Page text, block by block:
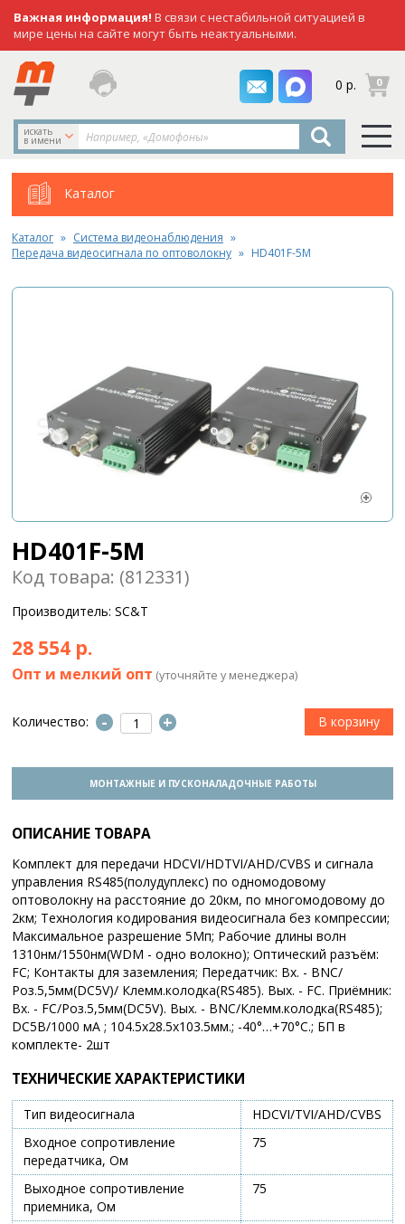
Важная информация! В связи с нестабильной ситуацией в
мире цены на сайте могут быть неактуальными.
0 р. 0
искать
в имени
Каталог
Каталог
Система видеонаблюдения
Передача видеосигнала по оптоволокну
HD401F-5M
HD401F-5M
Код товара: (812331)
Производитель: SC&T
28 554 р.
Опт и мелкий опт (уточняйте у менеджера)
Количество: - +
МОНТАЖНЫЕ И ПУСКОНАЛАДОЧНЫЕ РАБОТЫ
ОПИСАНИЕ ТОВАРА
Комплект для передачи HDCVI/HDTVI/AHD/CVBS и сигнала
управления RS485(полудуплекс) по одномодовому
оптоволокну на расстояние до 20км, по многомодовому до
2км; Технология кодирования видеосигнала без компрессии;
Максимальное разрешение 5Мп; Рабочие длины волн
1310нм/1550нм(WDM - одно волокно); Оптический разъём:
FC; Контакты для заземления; Передатчик: Вх. - BNC/
Роз.5,5мм(DC5V)/ Клемм.колодка(RS485). Вых. - FC. Приёмник:
Вх. - FC/Роз.5,5мм(DC5V). Вых. - BNC/Клемм.колодка(RS485);
DC5В/1000 мА ; 104.5x28.5x103.5мм.; -40°…+70°C.; БП в
комплекте- 2шт
ТЕХНИЧЕСКИЕ ХАРАКТЕРИСТИКИ
Тип видеосигнала
HDCVI/TVI/AHD/CVBS
Входное сопротивление
передатчика, Ом
75
Выходное сопротивление
приемника, Ом
75